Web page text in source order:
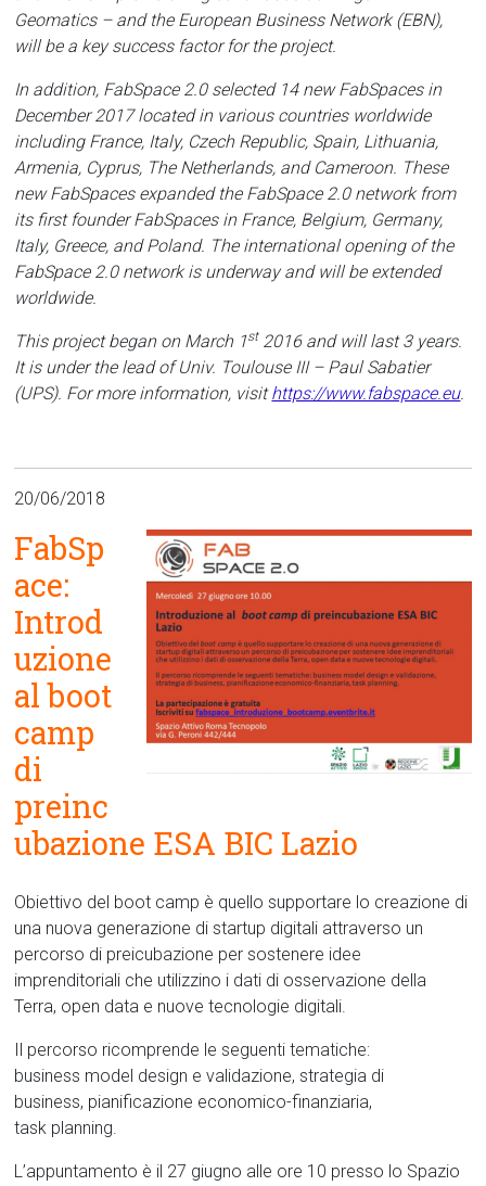
Geomatics – and the European Business Network (EBN),
will be a key success factor for the project.
In addition, FabSpace 2.0 selected 14 new FabSpaces in
December 2017 located in various countries worldwide
including France, Italy, Czech Republic, Spain, Lithuania,
Armenia, Cyprus, The Netherlands, and Cameroon. These
new FabSpaces expanded the FabSpace 2.0 network from
its first founder FabSpaces in France, Belgium, Germany,
Italy, Greece, and Poland. The international opening of the
FabSpace 2.0 network is underway and will be extended
worldwide.
This project began on March 1st2016 and will last 3 years.
It is under the lead of Univ. Toulouse III – Paul Sabatier
(UPS). For more information, visithttps://www.fabspace.eu.
20/06/2018
FabSp
ace:
Introd
uzione
al boot
camp
di
preinc
ubazione ESA BIC Lazio
Obiettivo del boot camp è quello supportare lo creazione di
una nuova generazione di startup digitali attraverso un
percorso di preicubazione per sostenere idee
imprenditoriali che utilizzino i dati di osservazione della
Terra, open data e nuove tecnologie digitali.
Il percorso ricomprende le seguenti tematiche:
business model design e validazione, strategia di
business, pianificazione economico-finanziaria,
task planning.
L’appuntamento è il 27 giugno alle ore 10 presso lo Spazio